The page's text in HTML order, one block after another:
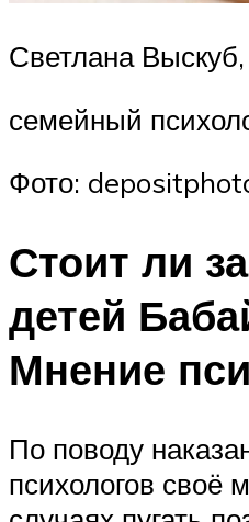
Светлана Выскуб,
семейный
Фото:
Стоит ли
детей
Мнение
По поводу
психологов своё